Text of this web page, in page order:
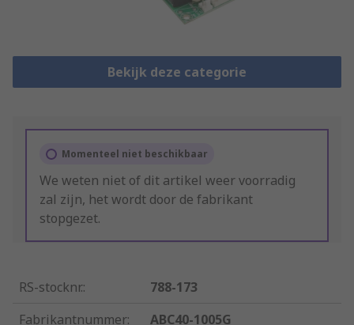
Bekijk deze categorie
Momenteel niet beschikbaar
We weten niet of dit artikel weer voorradig
zal zijn, het wordt door de fabrikant
stopgezet.
RS-stocknr.:
788-173
Fabrikantnummer:
ABC40-1005G